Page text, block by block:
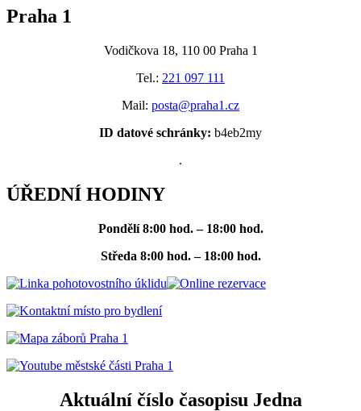
Praha 1
Vodičkova 18, 110 00 Praha 1
Tel.: 221 097 111
Mail: posta@praha1.cz
ID datové schránky: b4eb2my
.
ÚŘEDNÍ HODINY
Pondělí 8:00 hod. – 18:00 hod.
Středa 8:00 hod. – 18:00 hod.
Aktuální číslo časopisu Jedna